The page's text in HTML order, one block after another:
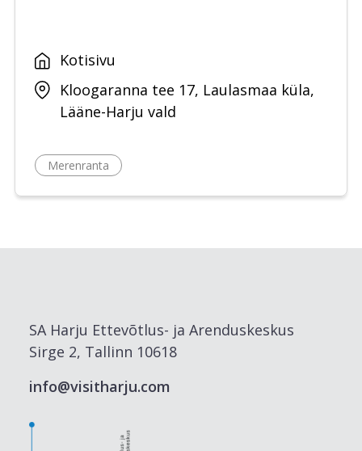
Kotisivu
Kloogaranna tee 17, Laulasmaa küla,
Lääne-Harju vald
Merenranta
SA Harju Ettevõtlus- ja Arenduskeskus
Sirge 2, Tallinn 10618
info@visitharju.com